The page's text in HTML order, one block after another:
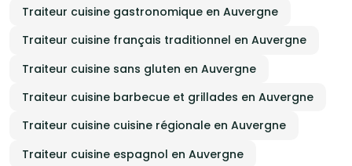
Traiteur cuisine gastronomique en Auvergne
Traiteur cuisine français traditionnel en Auvergne
Traiteur cuisine sans gluten en Auvergne
Traiteur cuisine barbecue et grillades en Auvergne
Traiteur cuisine cuisine régionale en Auvergne
Traiteur cuisine espagnol en Auvergne